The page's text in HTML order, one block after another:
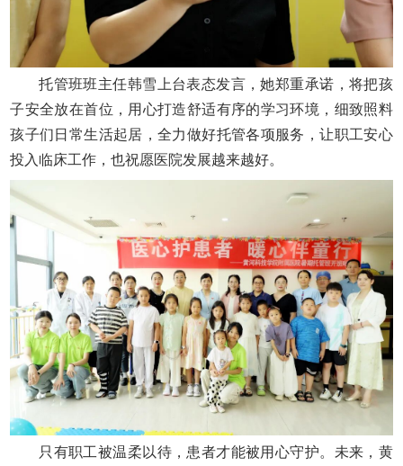
托管班班主任韩雪上台表态发言，她郑重承诺，将把孩
子安全放在首位，用心打造舒适有序的学习环境，细致照料
孩子们日常生活起居，全力做好托管各项服务，让职工安心
投入临床工作，也祝愿医院发展越来越好。
只有职工被温柔以待，患者才能被用心守护。未来，黄